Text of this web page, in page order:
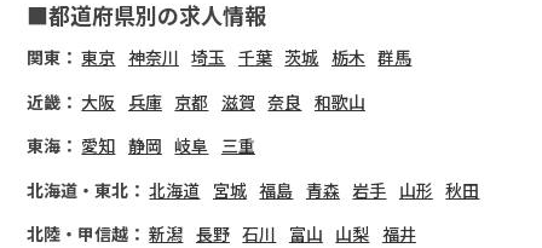
■都道府県別の求人情報
関東： 東京 神奈川 埼玉 千葉 茨城 栃木 群馬
近畿： 大阪 兵庫 京都 滋賀 奈良 和歌山
東海： 愛知 静岡 岐阜
三重
北海道・東北： 北海道 宮城 福島 青森 岩手 山形 秋田
北陸・甲信越： 新潟 長野 石川 富山 山梨 福井